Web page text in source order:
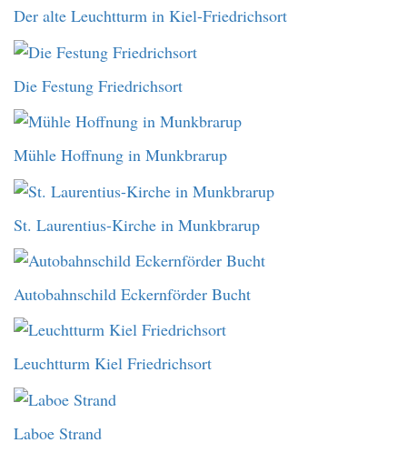
Der alte Leuchtturm in Kiel-Friedrichsort
Die Festung Friedrichsort
Mühle Hoffnung in Munkbrarup
St. Laurentius-Kirche in Munkbrarup
Autobahnschild Eckernförder Bucht
Leuchtturm Kiel Friedrichsort
Laboe Strand